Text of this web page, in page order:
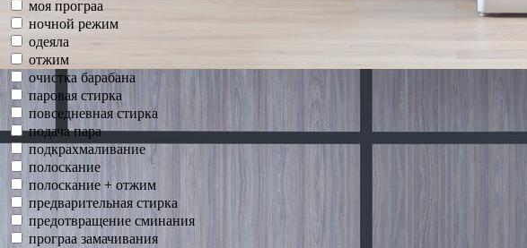
моя програа
ночной режим
одеяла
отжим
очистка барабана
паровая стирка
повседневная стирка
подача пара
подкрахмаливание
полоскание
полоскание + отжим
предварительная стирка
предотвращение сминания
програа замачивания